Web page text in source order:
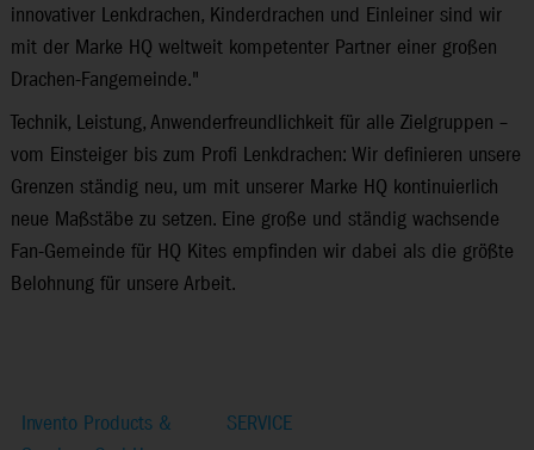
innovativer Lenkdrachen, Kinderdrachen und Einleiner sind wir
mit der Marke HQ weltweit kompetenter Partner einer großen
Drachen-Fan­gemeinde."
Technik, Leistung, Anwenderfreundlichkeit für alle Zielgruppen –
vom Einsteiger bis zum Profi Lenkdrachen: Wir definieren unsere
Grenzen ständig neu, um mit unserer Marke HQ kontinuierlich
neue Maßstäbe zu setzen. Eine große und ständig wachsende
Fan-Gemeinde für HQ Kites empfinden wir dabei als die größte
Belohnung für unsere Arbeit.
Invento Products &
SERVICE